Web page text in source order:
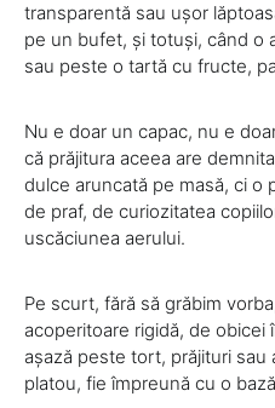
transparentă sau ușor
pe un bufet, și totuși, când o
sau peste o tartă cu fructe,
Nu e doar un capac, nu e
că prăjitura aceea are
dulce aruncată pe masă, ci o
de praf, de curiozitatea
uscăciunea aerului.
Pe scurt, fără să grăbim
acoperitoare rigidă, de obicei
așază peste tort, prăjituri
platou, fie împreună cu o